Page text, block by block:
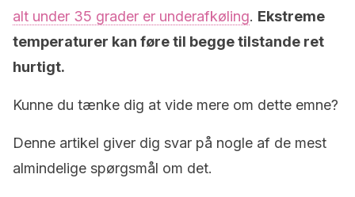
alt under 35 grader er underafkøling. Ekstreme
temperaturer kan føre til begge tilstande ret
hurtigt.
Kunne du tænke dig at vide mere om dette emne?
Denne artikel giver dig svar på nogle af de mest
almindelige spørgsmål om det.